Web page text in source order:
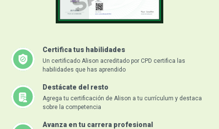
Certifica tus habilidades
Un certificado Alison acreditado por CPD certifica las
habilidades que has aprendido
Destácate del resto
Agrega tu certificación de Alison a tu currículum y destaca
sobre la competencia
Avanza en tu carrera profesional